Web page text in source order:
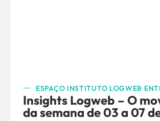
ESPAÇO INSTITUTO LOGWEB
Insights Logweb – O
da semana de 03 a 07